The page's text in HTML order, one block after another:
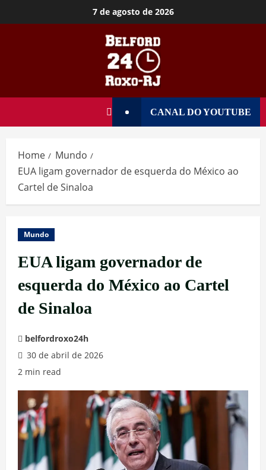
7 de agosto de 2026
CANAL DO YOUTUBE
Home
Mundo
EUA ligam governador de esquerda do México ao
Cartel de Sinaloa
Mundo
EUA ligam governador de
esquerda do México ao Cartel
de Sinaloa
belfordroxo24h
30 de abril de 2026
2 min read